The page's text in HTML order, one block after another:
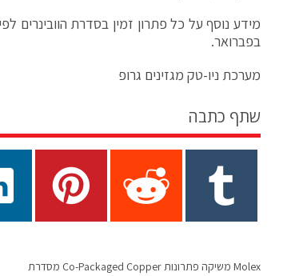
בפברואר.
מערכת ניו-טק מגזינים גרופ
שתף כתבה
Molex משיקה פתרונות Co-Packaged Copper מסדרת